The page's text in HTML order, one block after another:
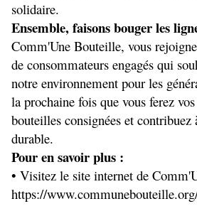
solidaire.
Ensemble, faisons bouger les
Comm'Une Bouteille, vous
de consommateurs engagés qui
notre environnement pour les
la prochaine fois que vous ferez
bouteilles consignées et contribuez
durable.
Pour en savoir plus :
• Visitez le site internet de
https://